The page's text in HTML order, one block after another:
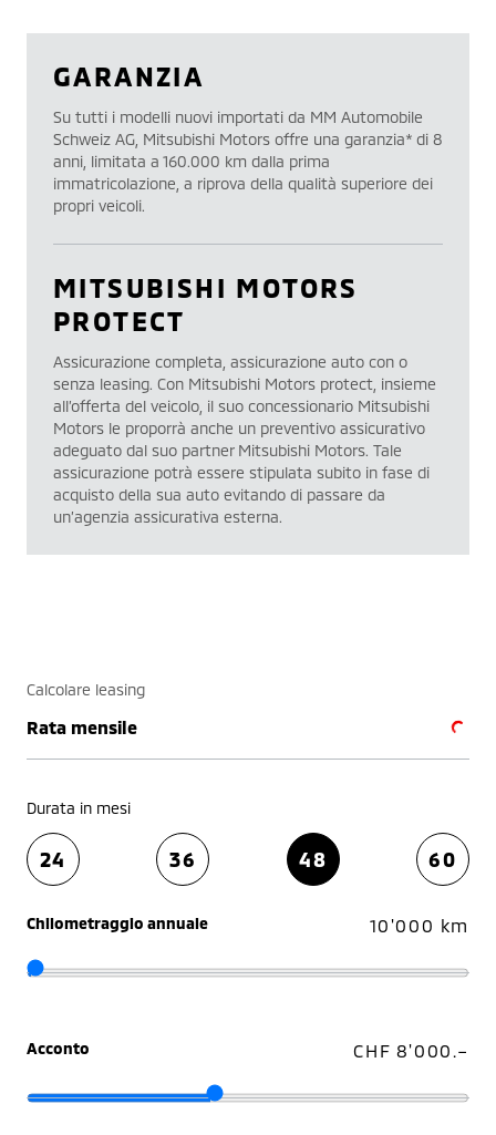
GARANZIA
Su tutti i modelli nuovi importati da MM Automobile
Schweiz AG, Mitsubishi Motors offre una garanzia* di 8
anni, limitata a 160.000 km dalla prima
immatricolazione, a riprova della qualità superiore dei
propri veicoli.
MITSUBISHI MOTORS
PROTECT
Assicurazione completa, assicurazione auto con o
senza leasing. Con Mitsubishi Motors protect, insieme
all’offerta del veicolo, il suo concessionario Mitsubishi
Motors le proporrà anche un preventivo assicurativo
adeguato dal suo partner Mitsubishi Motors. Tale
assicurazione potrà essere stipulata subito in fase di
acquisto della sua auto evitando di passare da
un’agenzia assicurativa esterna.
Calcolare leasing
Rata mensile
Durata in mesi
24 36 48 60
Chilometraggio annuale 10'000 km
Acconto CHF 8'000.–